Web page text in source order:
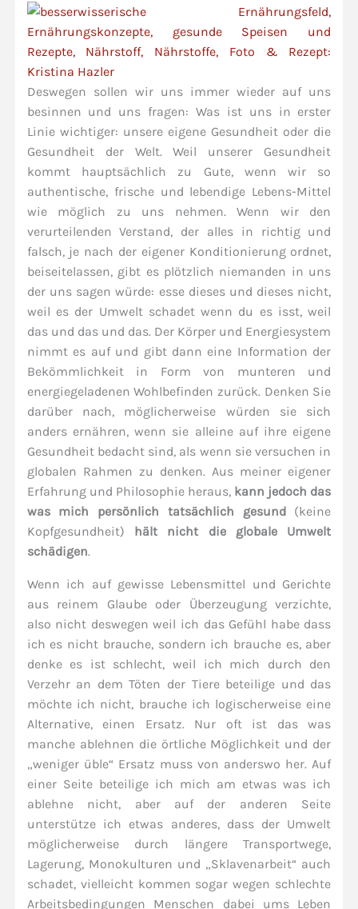
Deswegen sollen wir uns immer wieder auf uns
besinnen und uns fragen: Was ist uns in erster
Linie wichtiger: unsere eigene Gesundheit oder die
Gesundheit der Welt. Weil unserer Gesundheit
kommt hauptsächlich zu Gute, wenn wir so
authentische, frische und lebendige Lebens-Mittel
wie möglich zu uns nehmen. Wenn wir den
verurteilenden Verstand, der alles in richtig und
falsch, je nach der eigener Konditionierung ordnet,
beiseitelassen, gibt es plötzlich niemanden in uns
der uns sagen würde: esse dieses und dieses nicht,
weil es der Umwelt schadet wenn du es isst, weil
das und das und das. Der Körper und Energiesystem
nimmt es auf und gibt dann eine Information der
Bekömmlichkeit in Form von munteren und
energiegeladenen Wohlbefinden zurück. Denken Sie
darüber nach, möglicherweise würden sie sich
anders ernähren, wenn sie alleine auf ihre eigene
Gesundheit bedacht sind, als wenn sie versuchen in
globalen Rahmen zu denken. Aus meiner eigener
Erfahrung und Philosophie heraus, kann jedoch das
was mich persönlich tatsächlich gesund (keine
Kopfgesundheit) hält nicht die globale Umwelt
schädigen.
Wenn ich auf gewisse Lebensmittel und Gerichte
aus reinem Glaube oder Überzeugung verzichte,
also nicht deswegen weil ich das Gefühl habe dass
ich es nicht brauche, sondern ich brauche es, aber
denke es ist schlecht, weil ich mich durch den
Verzehr an dem Töten der Tiere beteilige und das
möchte ich nicht, brauche ich logischerweise eine
Alternative, einen Ersatz. Nur oft ist das was
manche ablehnen die örtliche Möglichkeit und der
„weniger üble“ Ersatz muss von anderswo her. Auf
einer Seite beteilige ich mich am etwas was ich
ablehne nicht, aber auf der anderen Seite
unterstütze ich etwas anderes, dass der Umwelt
möglicherweise durch längere Transportwege,
Lagerung, Monokulturen und „Sklavenarbeit“ auch
schadet, vielleicht kommen sogar wegen schlechte
Arbeitsbedingungen Menschen dabei ums Leben